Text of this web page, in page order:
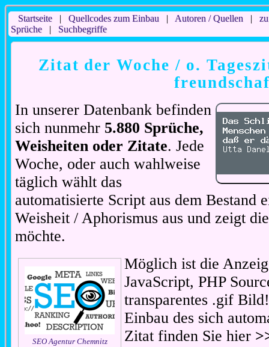
Startseite| Quellcodes zum Einbau | Autoren / Quellen |
Sprüche| Suchbegriffe
Zitat der Woche / o.
In unserer Datenbank befinden
sich nunmehr 5.880 Sprüche,
Weisheiten oder Zitate. Jede
Woche, oder auch wahlweise
täglich wählt das
automatisierte Script aus dem Bestand
Weisheit / Aphorismus aus und zeigt
möchte.
SEO Agentur Chemnitz
Möglich ist die
JavaScript, PHP
transparentes .gif
Einbau des sich
Zitat finden Sie hier